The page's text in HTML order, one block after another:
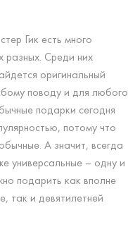
Гик есть много
разных. Среди них
оригинальный
поводу и для любого
подарки сегодня
потому что
А значит, всегда
универсальные – одну и
подарить как вполне
так и девятилетней